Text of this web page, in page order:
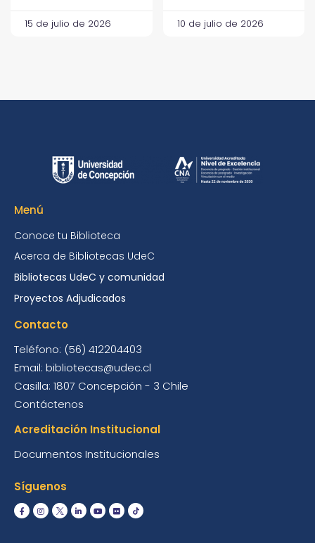
15 de julio de 2026 10 de julio de 2026
Menú
Conoce tu Biblioteca
Acerca de Bibliotecas UdeC
Bibliotecas UdeC y comunidad
Proyectos Adjudicados
Contacto
Teléfono: (56) 412204403
Email: bibliotecas@udec.cl
Casilla: 1807 Concepción - 3 Chile
Contáctenos
Acreditación Institucional
Documentos Institucionales
Síguenos